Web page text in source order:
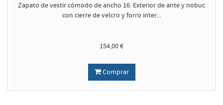
Zapato de vestir cómodo de ancho 16. Exterior de ante y nobuc
con cierre de velcro y forro inter...
154,00 €
Comprar